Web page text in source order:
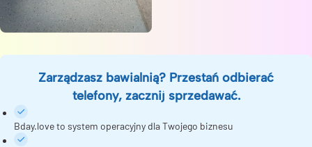
Zarządzasz bawialnią? Przestań odbierać
telefony, zacznij sprzedawać.
Bday.love to system operacyjny dla Twojego biznesu